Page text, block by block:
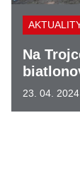
Na
23. 04. 2024